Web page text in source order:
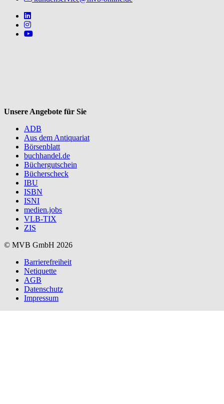
Follow us on https://www.linkedin.com/company/mvbbooks
Follow us on https://www.instagram.com/lifeatmvb/
Follow us on https://www.youtube.com/@mvbbooks
Unsere Angebote für Sie
ADB
Aus dem Antiquariat
Börsenblatt
buchhandel.de
Büchergutschein
Bücherscheck
IBU
ISBN
ISNI
medien.jobs
VLB-TIX
ZIS
© MVB GmbH 2026
Barrierefreiheit
Netiquette
AGB
Datenschutz
Impressum